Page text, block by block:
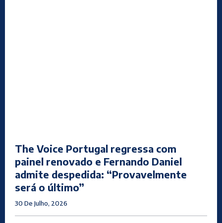
The Voice Portugal regressa com
painel renovado e Fernando Daniel
admite despedida: “Provavelmente
será o último”
30 De Julho, 2026